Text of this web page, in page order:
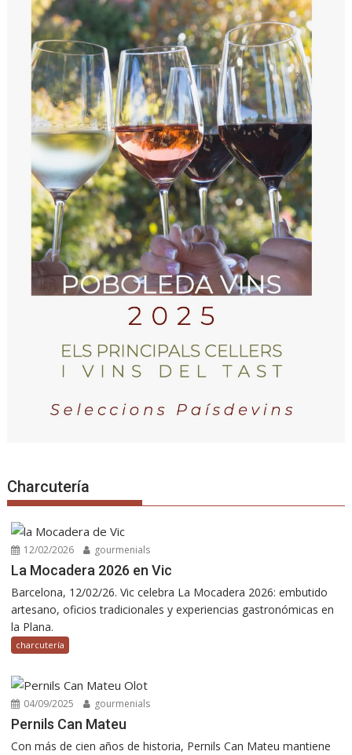
Charcutería
12/02/2026 gourmenials
La Mocadera 2026 en Vic
Barcelona, 12/02/26. Vic celebra La Mocadera 2026: embutido
artesano, oficios tradicionales y experiencias gastronómicas en
la Plana.
charcutería
04/09/2025 gourmenials
Pernils Can Mateu
Con más de cien años de historia, Pernils Can Mateu mantiene